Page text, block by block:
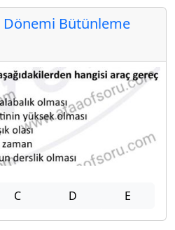
Dönemi Bütünleme
C D E